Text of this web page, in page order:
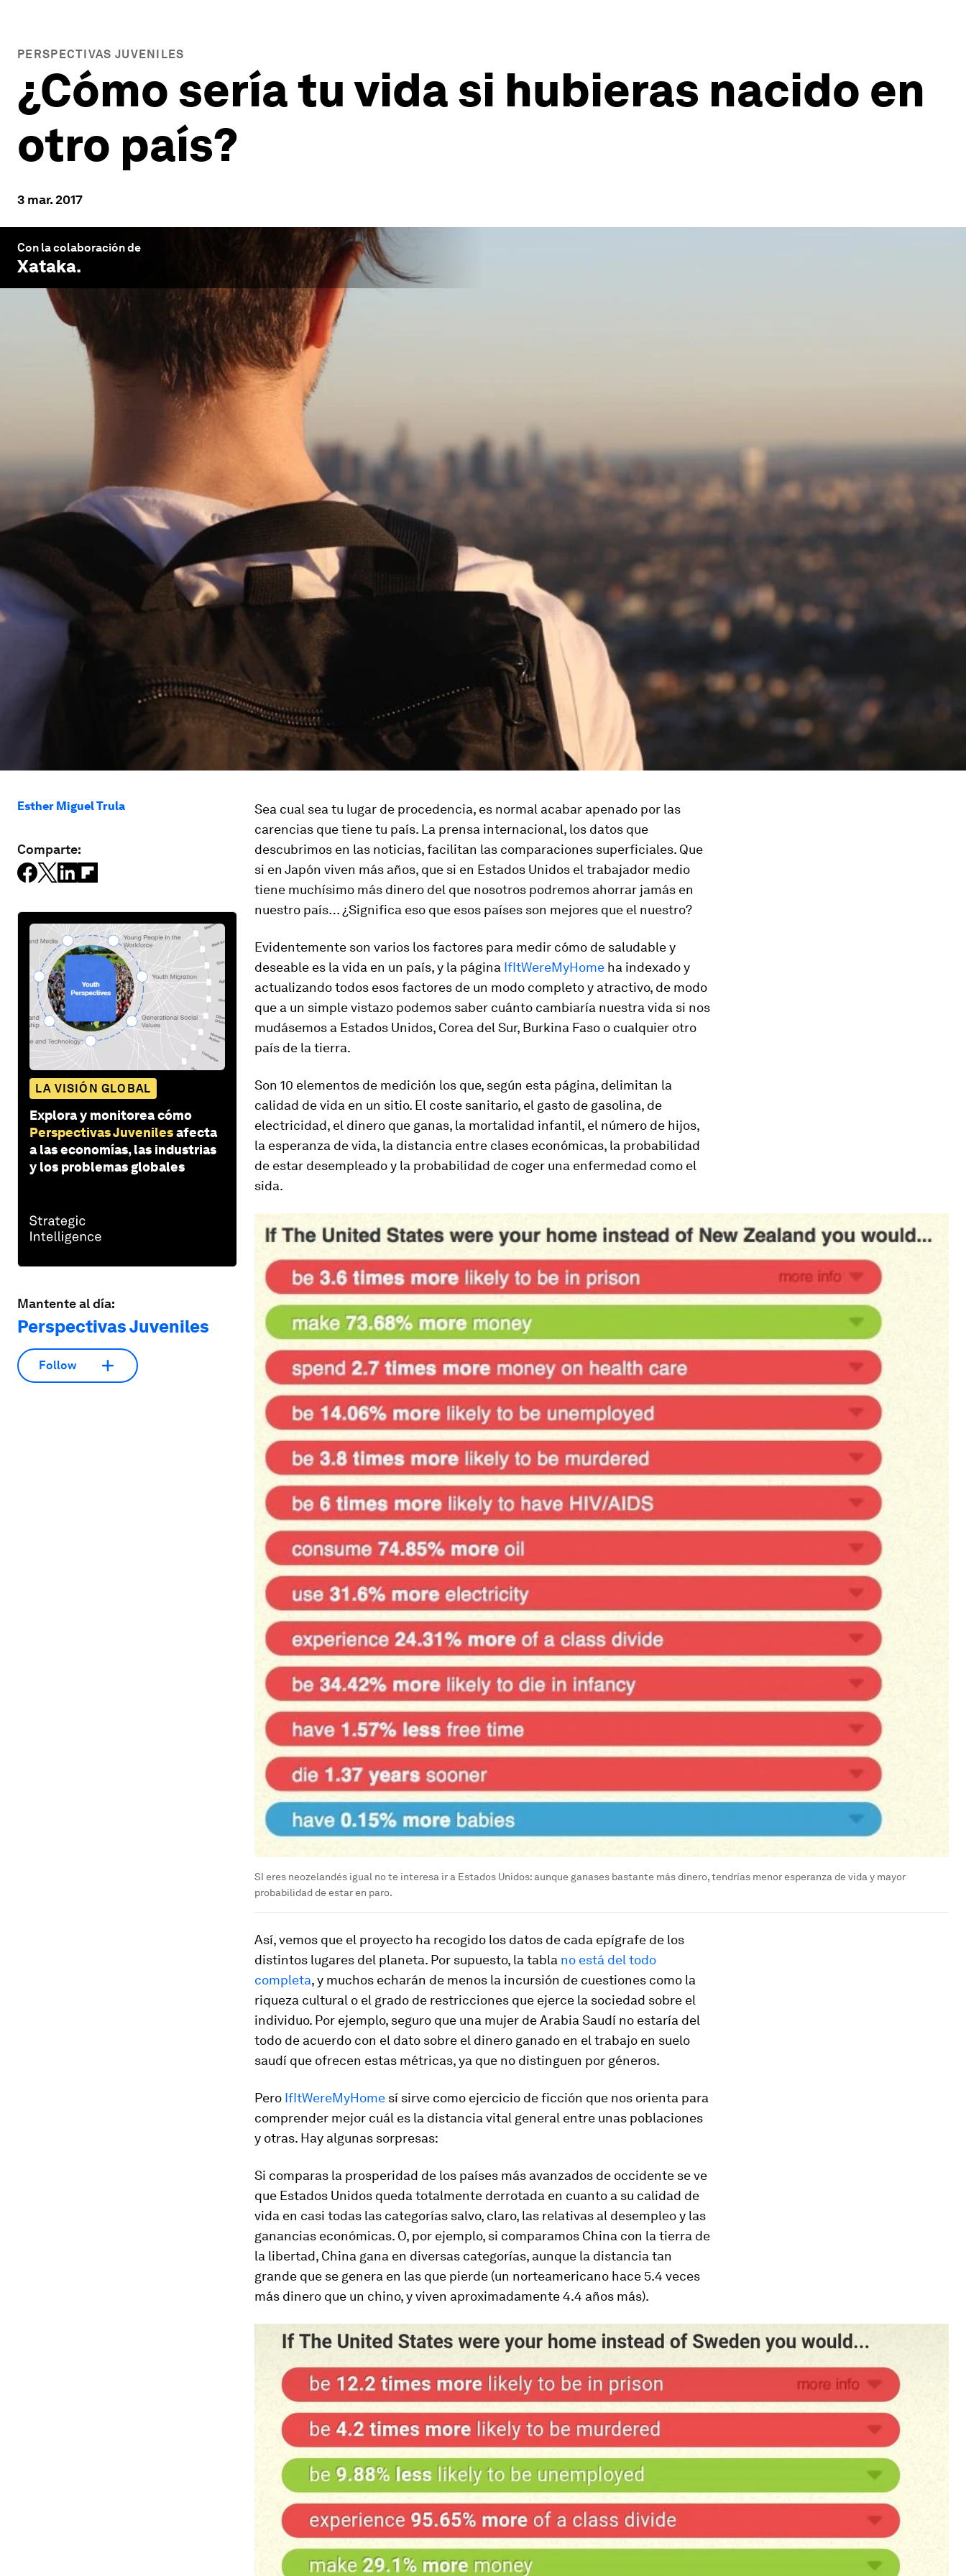
PERSPECTIVAS JUVENILES
¿Cómo sería tu vida si hubieras nacido en
otro país?
3 mar. 2017
Con la colaboración de
Xataka.
Esther Miguel Trula
Comparte:
LA VISIÓN GLOBAL
Explora y monitorea cómo
Perspectivas Juvenilesafecta
a las economías, las industrias
y los problemas globales
Mantente al día:
Perspectivas Juveniles
Follow
Sea cual sea tu lugar de procedencia, es normal acabar apenado por las
carencias que tiene tu país. La prensa internacional, los datos que
descubrimos en las noticias, facilitan las comparaciones superficiales. Que
si en Japón viven más años, que si en Estados Unidos el trabajador medio
tiene muchísimo más dinero del que nosotros podremos ahorrar jamás en
nuestro país… ¿Significa eso que esos países son mejores que el nuestro?
Evidentemente son varios los factores para medir cómo de saludable y
deseable es la vida en un país, y la página IfItWereMyHome ha indexado y
actualizando todos esos factores de un modo completo y atractivo, de modo
que a un simple vistazo podemos saber cuánto cambiaría nuestra vida si nos
mudásemos a Estados Unidos, Corea del Sur, Burkina Faso o cualquier otro
país de la tierra.
Son 10 elementos de medición los que, según esta página, delimitan la
calidad de vida en un sitio. El coste sanitario, el gasto de gasolina, de
electricidad, el dinero que ganas, la mortalidad infantil, el número de hijos,
la esperanza de vida, la distancia entre clases económicas, la probabilidad
de estar desempleado y la probabilidad de coger una enfermedad como el
sida.
SI eres neozelandés igual no te interesa ir a Estados Unidos: aunque ganases bastante más dinero, tendrías menor esperanza de vida y mayor
probabilidad de estar en paro.
Así, vemos que el proyecto ha recogido los datos de cada epígrafe de los
distintos lugares del planeta. Por supuesto, la tabla no está del todo
completa, y muchos echarán de menos la incursión de cuestiones como la
riqueza cultural o el grado de restricciones que ejerce la sociedad sobre el
individuo. Por ejemplo, seguro que una mujer de Arabia Saudí no estaría del
todo de acuerdo con el dato sobre el dinero ganado en el trabajo en suelo
saudí que ofrecen estas métricas, ya que no distinguen por géneros.
Pero IfItWereMyHome sí sirve como ejercicio de ficción que nos orienta para
comprender mejor cuál es la distancia vital general entre unas poblaciones
y otras. Hay algunas sorpresas:
Si comparas la prosperidad de los países más avanzados de occidente se ve
que Estados Unidos queda totalmente derrotada en cuanto a su calidad de
vida en casi todas las categorías salvo, claro, las relativas al desempleo y las
ganancias económicas. O, por ejemplo, si comparamos China con la tierra de
la libertad, China gana en diversas categorías, aunque la distancia tan
grande que se genera en las que pierde (un norteamericano hace 5.4 veces
más dinero que un chino, y viven aproximadamente 4.4 años más).